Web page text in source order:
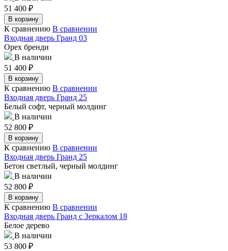
51 400 ₽
В корзину
К сравнению В сравнении
Входная дверь Гранд 03
Орех бренди
В наличии
51 400 ₽
В корзину
К сравнению В сравнении
Входная дверь Гранд 25
Белый софт, черный молдинг
В наличии
52 800 ₽
В корзину
К сравнению В сравнении
Входная дверь Гранд 25
Бетон светлый, черный молдинг
В наличии
52 800 ₽
В корзину
К сравнению В сравнении
Входная дверь Гранд с Зеркалом 18
Белое дерево
В наличии
53 800 ₽